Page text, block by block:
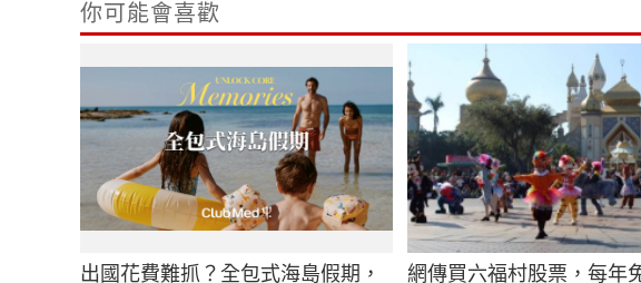
你可能會喜歡
出國花費難抓？全包式海島假期，
網傳買六福村股票，每年